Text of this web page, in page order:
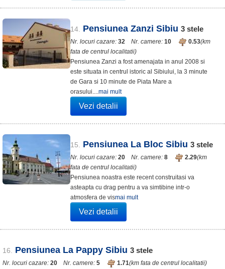
14. Pensiunea Zanzi Sibiu 3 stele
Nr. locuri cazare: 32 Nr. camere: 10 0.53(km
fata de centrul localitatii)
Pensiunea Zanzi a fost amenajata in anul 2008 si
este situata in centrul istoric al Sibiului, la 3 minute
de Gara si 10 minute de Piata Mare a
orasului....mai mult
Vezi detalii
15. Pensiunea La Bloc Sibiu 3 stele
Nr. locuri cazare: 20 Nr. camere: 8 2.29(km
fata de centrul localitatii)
Pensiunea noastra este recent construitasi va
asteapta cu drag pentru a va simtibine intr-o
atmosfera de vismai mult
Vezi detalii
16. Pensiunea La Pappy Sibiu 3 stele
Nr. locuri cazare: 20 Nr. camere: 5 1.71(km fata de centrul localitatii)